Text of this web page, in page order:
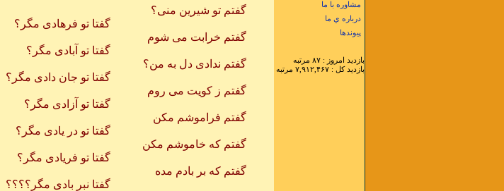
مشاوره با ما
درباره ي ما
پيوندها
بازديد امروز : ۸۷ مرتبه
بازديد کل : ۷,۹۱۲,۴۶۷ مرتبه
گفتم تو شيرين منی؟
گفتا تو فرهادی مگر؟
گفتم خرابت می شوم
گفتا تو آبادی مگر؟
گفتم ندادی دل به من؟
گفتا تو جان دادی مگر؟
گفتم ز کويت می روم
گفتا تو آزادی مگر؟
گفتم فراموشم مکن
گفتا تو در يادی مگر؟
گفتم که خاموشم مکن
گفتا تو فريادی مگر؟
گفتم که بر بادم مده
گفتا نبر بادی مگر؟؟؟؟